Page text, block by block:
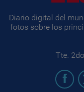
Diario digital del
fotos sobre los
Tte.